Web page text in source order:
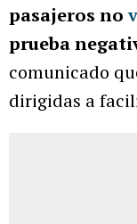
pasajeros no
prueba
comunicado
dirigidas a